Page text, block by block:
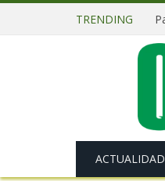
TRENDING
ACTUALIDAD